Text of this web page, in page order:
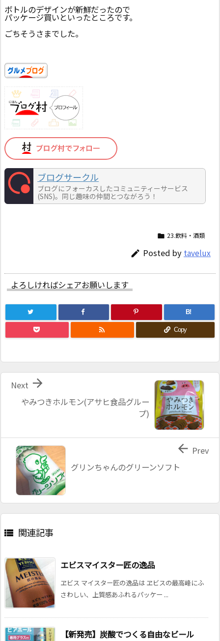
ボトルのデザインが新鮮だったので
パッケージ買いといったところです。
ごちそうさまでした。
ブログサークル
ブログにフォーカスしたコミュニティーサービス
(SNS)。同じ趣味の仲間とつながろう！
 23.飲料・酒類
 Posted by tavelux
よろしければシェアお願いします
B!
 Copy
やみつきホルモン(アサヒ食品グルー
プ)

Next
グリンちゃんのグリーンソフト
 Prev
 関連記事
エビスマイスター匠の逸品
ヱビス マイスター匠の逸品は ヱビスの最高峰にふ
さわしい、上質感あふれるパッケー ...
【新発売】炭酸でつくる自由なビール